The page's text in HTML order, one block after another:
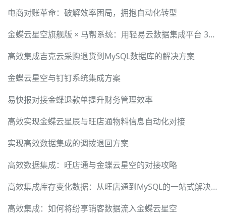
电商对账革命：破解效率困局，拥抱自动化转型
金蝶云星空旗舰版 × 马帮系统：用轻易云数据集成平台 30 分钟跑通异构接口
高效集成吉克云采购退货到MySQL数据库的解决方案
金蝶云星空与钉钉系统集成方案
易快报对接金蝶退款单提升财务管理效率
高效实现金蝶云星辰与旺店通物料信息自动化对接
实现高效数据集成的调拨退回方案
高效数据集成：旺店通与金蝶云星空的对接攻略
高效集成库存变化数据：从旺店通到MySQL的一站式解决方案
高效集成：如何将纷享销客数据流入金蝶云星空